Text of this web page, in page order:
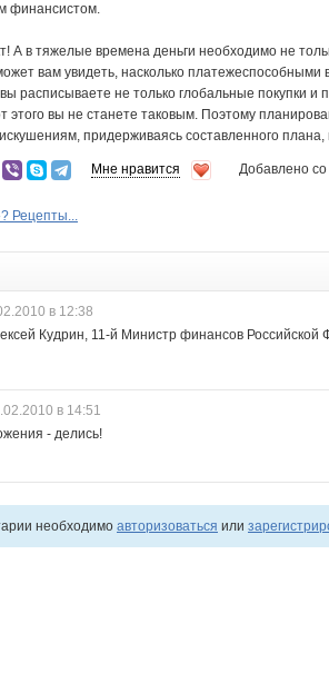
финансистом.
А в тяжелые времена деньги необходимо не
вам увидеть, насколько
расписываете не только глобальные покупки
этого вы не станете таковым. Поэтому
придерживаясь составленного
Мне нравится Добавлено
Рецепты...
в 12:38
Кудрин, 11-й Министр финансов Российской
в 14:51
- делись!
необходимо авторизоваться или